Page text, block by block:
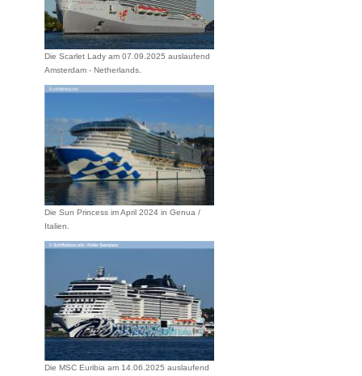
Die Scarlet Lady am 07.09.2025 auslaufend
Amsterdam - Netherlands.
Die Sun Princess im April 2024 in Genua /
Italien.
Die MSC Euribia am 14.06.2025 auslaufend